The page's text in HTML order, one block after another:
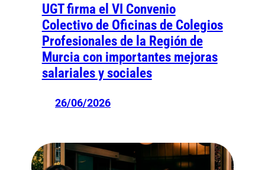
UGT firma el VI Convenio
Colectivo de Oficinas de Colegios
Profesionales de la Región de
Murcia con importantes mejoras
salariales y sociales
26/06/2026